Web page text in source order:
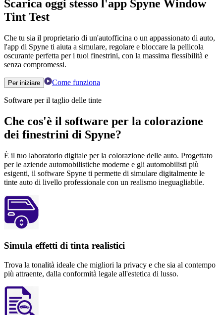
Scarica oggi stesso l'app Spyne Window
Tint Test
Che tu sia il proprietario di un'autofficina o un appassionato di auto,
l'app di Spyne ti aiuta a simulare, regolare e bloccare la pellicola
oscurante perfetta per i tuoi finestrini, con la massima flessibilità e
senza compromessi.
Per iniziare Come funziona
Software per il taglio delle tinte
Che cos'è il software per la colorazione
dei finestrini di Spyne?
È il tuo laboratorio digitale per la colorazione delle auto. Progettato
per le aziende automobilistiche moderne e gli automobilisti più
esigenti, il software Spyne ti permette di simulare digitalmente le
tinte auto di livello professionale con un realismo ineguagliabile.
Simula effetti di tinta realistici
Trova la tonalità ideale che migliori la privacy e che sia al contempo
più attraente, dalla conformità legale all'estetica di lusso.